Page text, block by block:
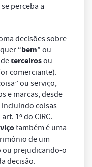
perceba a
decisões sobre
“bem” ou
terceirosou
comerciante).
ou serviço,
e marcas, desde
coisas
1º do CIRC.
também é uma
de um
ou prejudicando-o
decisão.